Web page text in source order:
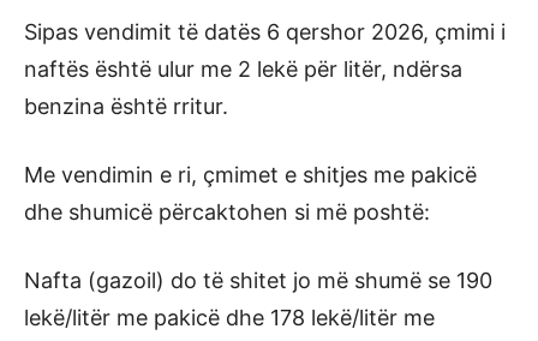
Sipas vendimit të datës 6 qershor 2026, çmimi i
naftës është ulur me 2 lekë për litër, ndërsa
benzina është rritur.
Me vendimin e ri, çmimet e shitjes me pakicë
dhe shumicë përcaktohen si më poshtë:
Nafta (gazoil) do të shitet jo më shumë se 190
lekë/litër me pakicë dhe 178 lekë/litër me